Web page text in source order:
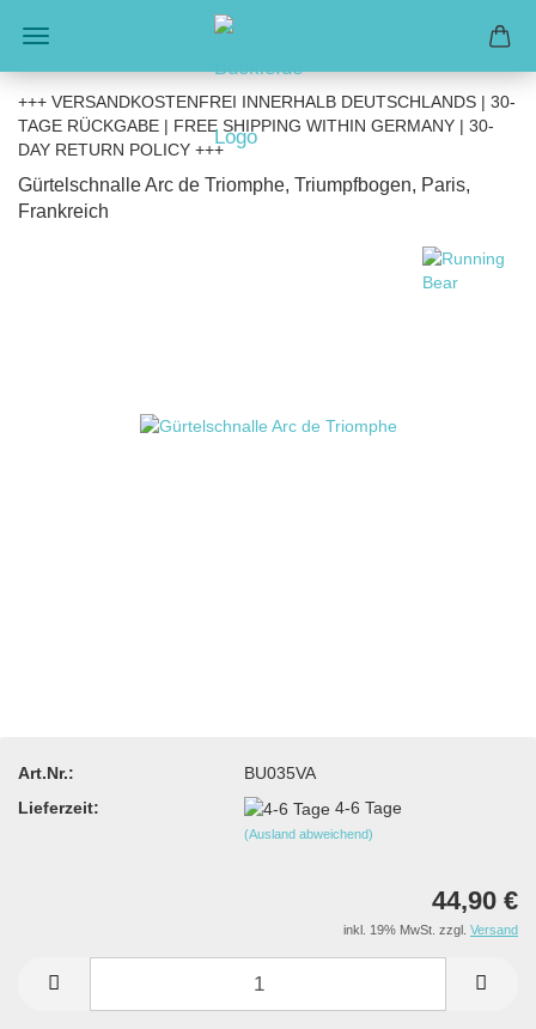
+++ VERSANDKOSTENFREI INNERHALB DEUTSCHLANDS | 30-
TAGE RÜCKGABE | FREE SHIPPING WITHIN GERMANY | 30-
DAY RETURN POLICY +++
Gürtelschnalle Arc de Triomphe, Triumpfbogen, Paris,
Frankreich
Art.Nr.:
BU035VA
Lieferzeit:
4-6 Tage
(Ausland abweichend)
44,90 €
inkl. 19% MwSt. zzgl. Versand